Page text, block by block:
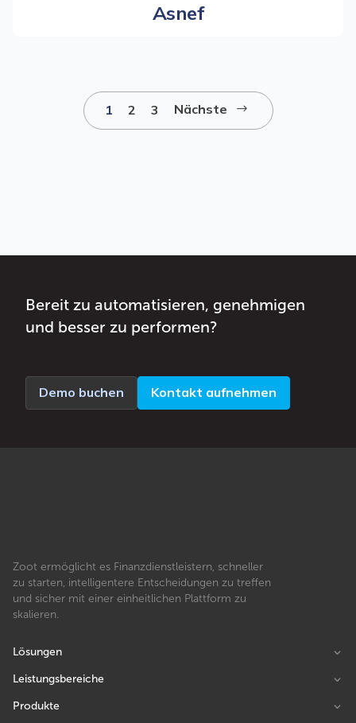
Asnef
1 2 3 Nächste $
Bereit zu automatisieren, genehmigen
und besser zu performen?
Demo buchen Kontakt aufnehmen
Zoot ermöglicht es Finanzdienstleistern, schneller
zu starten, intelligentere Entscheidungen zu treffen
und sicher mit einer einheitlichen Plattform zu
skalieren.
Lösungen
Leistungsbereiche
Produkte